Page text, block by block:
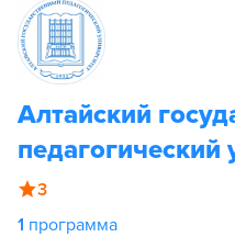
Алтайский
педагогический
3
1 программа